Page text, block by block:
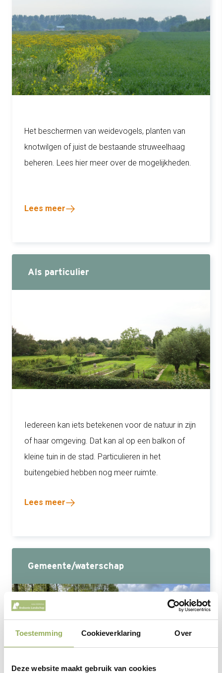
Toestemming Cookieverklaring Over
Deze website maakt gebruik van cookies
Het beschermen van weidevogels, planten van
knotwilgen of juist de bestaande struweelhaag
beheren. Lees hier meer over de mogelijkheden.
Lees meer
Als particulier
Iedereen kan iets betekenen voor de natuur in zijn
of haar omgeving. Dat kan al op een balkon of
kleine tuin in de stad. Particulieren in het
buitengebied hebben nog meer ruimte.
Lees meer
Gemeente/waterschap